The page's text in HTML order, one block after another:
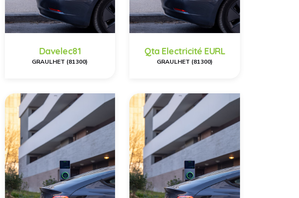
Davelec81
GRAULHET (81300)
Qta Electricité EURL
GRAULHET (81300)